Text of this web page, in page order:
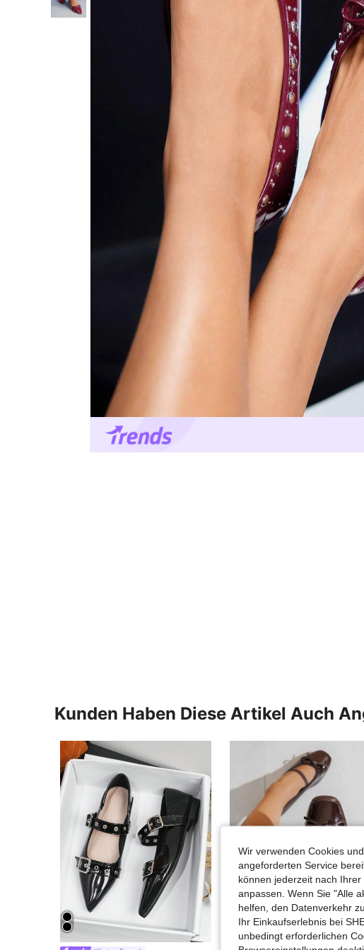
Kunden Haben Diese Artikel Auch
Wir verwenden Cookies
angeforderten Service
können jederzeit nach
anpassen. Wenn Sie "Alle
helfen, den Datenverkehr
Ihr Einkaufserlebnis bei
unbedingt erforderlichen